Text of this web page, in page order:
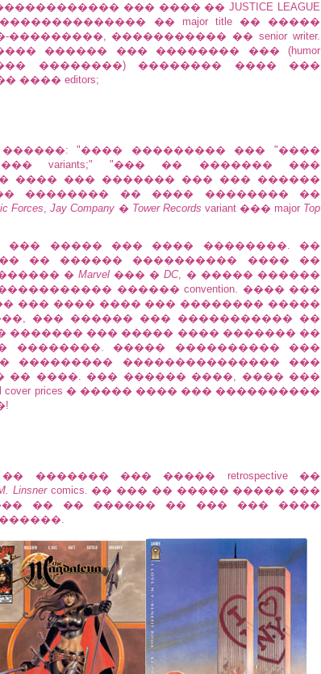
��� ���� �� JUSTICE LEAGUE
��������������� �� major title �� �����
����������� �� senior writer.
������ ��� �������� ��� (humor
��������) �������� ���� ���
editors;
"���� ��������� ��� "����
variants;" "��� �� ������� ���
���� ��� ������� ��� ��� ������
�������� �� ���� �������� ��
Forces,Jay Company � Tower Records variant ��� major Top
��� ����� ��� ���� ��������. ��
�� ������ ���������� ���� ��
� Marvel��� �DC, � ����� ������
����������� ������ convention. ���� ���
��� ���� ���� ��� �������� �����
��� ������ ��� ����������� ��
������� ��� ����� ���� ������� ��
��������. ����� ���������� ���
��������� ��������������� ���
�� ����. ��� ������ ����, ���� ���
cover prices � ����� ���� ��� ����������
������� ��� ����� retrospective ��
Linsnercomics. �� ��� �� ����� ����� ���
�� �� ������ �� ��� ��� ����